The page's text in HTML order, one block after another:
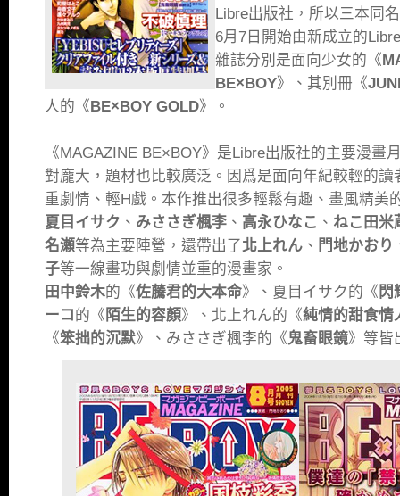
Libre出版社，所以三本同
6月7日開始由新成立的
雜誌分別是面向少女的《
BE×BOY》、其別冊《
人的《BE×BOY GOLD》。
《MAGAZINE BE×BOY》是Libre出版社的主要漫畫
對龐大，題材也比較廣泛。因爲是面向年紀較輕的讀
重劇情、輕H戲。本作推出很多輕鬆有趣、畫風精美
夏目イサク 、 みささぎ楓李 、 高永ひなこ 、 ねこ田米
名瀬等為主要陣營，還帶出了北上れん 、 門地かおり
子等一線畫功與劇情並重的漫畫家。
田中鈴木的《佐虅君的大本命》、夏目イサク的《 閃
ーコ的《 陌生的容顏》、北上れん的《純情的甜食情
《笨拙的沉默》、みささぎ楓李的《鬼畜眼鏡》等皆